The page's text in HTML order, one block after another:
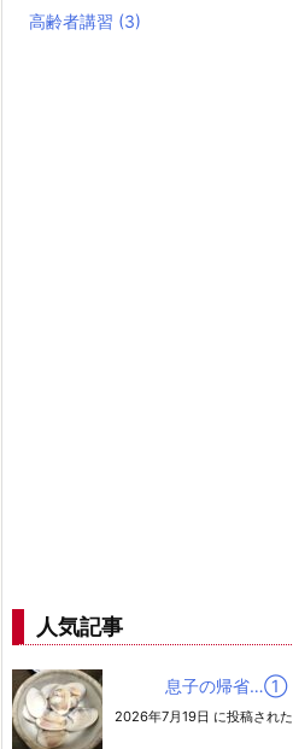
高齢者講習 (3)
人気記事
息子の帰省…➀
2026年7月19日 に投稿された